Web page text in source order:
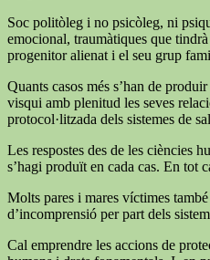
Soc politòleg i no psicòleg, ni
emocional, traumàtiques que
progenitor alienat i el seu grup
Quants casos més s’han de
visqui amb plenitud les seves
protocol·litzada dels sistemes de
Les respostes des de les ciències
s’hagi produït en cada cas. En tot
Molts pares i mares víctimes
d’incomprensió per part dels
Cal emprendre les accions de